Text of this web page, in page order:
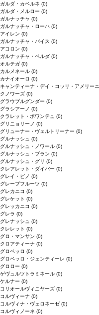
ガルダ・カベルネ (0)
ガルダ・メルロー (0)
ガルナッチャ (0)
ガルナッチャ・ローハ (0)
アイレン (0)
ガルナッチャ・パイス (0)
アコロン (0)
ガルナッチャ・ペルダ (0)
オルテガ (0)
カルメネール (0)
カナイオーロ (0)
キャンティーナ・デイ・コッリ・アメリーニ
クノワーズ (0)
グラウブルグンダー (0)
グラシアーノ (0)
クラレット・ボワンテュ (0)
グリニョリーノ (0)
グリューナー・ヴェルトリーナー (0)
グルナッシュ (0)
グルナッシュ・ノワール (0)
グルナッシュ・ブラン (0)
グルナッシュ・グリ (0)
クレアレット・ダイバー (0)
グレイ・ピノ (0)
グレープフルーツ (0)
グレカニコ (0)
グレケット (0)
グレッカニコ (0)
グレラ (0)
グレナッシュ (0)
クレレット (0)
グロ・マンサン (0)
クロアティーナ (0)
グロペッロ (0)
グロペッロ・ジェンティーレ (0)
グロロー (0)
ゲヴュルツトラミネール (0)
ケルナー (0)
コリオールヴィニヤーズ (0)
コルヴィーナ (0)
コルヴィナ・ヴェロネーゼ (0)
コルヴィノーネ (0)